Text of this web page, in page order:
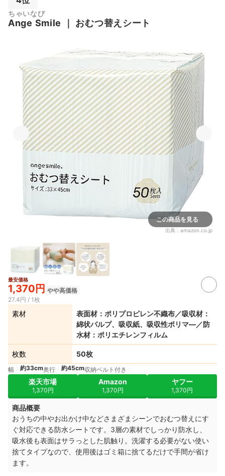
ちゃいなび
Ange Smile ｜ おむつ替えシート
この商品を見る
出典： amazon.co.jp
最安価格
1,370円 やや高価格
27.4円 / 1枚
素材
表面材：ポリプロピレン不織布／吸収材：
綿状パルプ、吸収紙、吸収性ポリマ―／防
水材：ポリエチレンフィルム
枚数 50枚
幅 約33cm奥行 約45cm収納ベルト付き
楽天市場
1,370円
Amazon
1,370円
ヤフー
1,370円
商品概要
おうちの中やお出かけ中などさまざまシーンでおむつ替えにす
ぐ対応できる防水シートです。3層の素材でしっかり防水し、
吸水後も表面はサラっとした肌触り。洗濯する必要がない使い
捨てタイプなので、使用後はゴミ箱に捨てるだけで手間が省け
ます。